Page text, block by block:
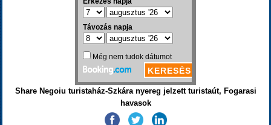
Share Negoiu turistaház-Szkára nyereg jelzett turistaút, Fogarasi
havasok